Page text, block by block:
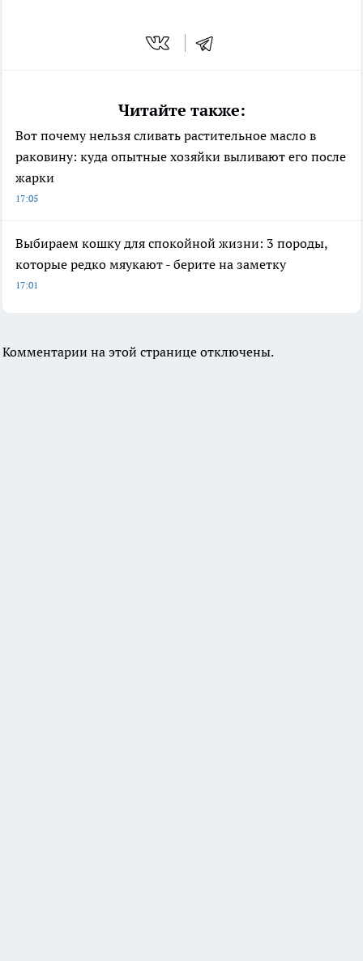
Читайте также:
Вот почему нельзя сливать растительное масло в
раковину: куда опытные хозяйки выливают его после
жарки
17:05
Выбираем кошку для спокойной жизни: 3 породы,
которые редко мяукают - берите на заметку
17:01
Комментарии на этой странице отключены.